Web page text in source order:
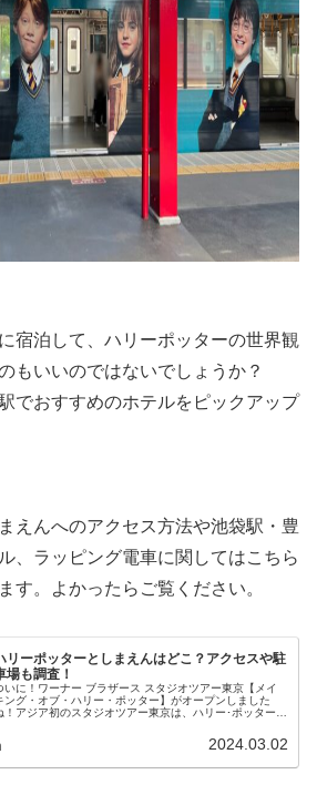
宿泊して、ハリーポッターの世界観
もいいのではないでしょうか？
でおすすめのホテルをピックアップ
えんへのアクセス方法や池袋駅・豊
、ラッピング電車に関してはこちら
す。よかったらご覧ください。
リーポッターとしまえんはどこ？アクセスや駐
場も調査！
いに！ワーナー ブラザース スタジオツアー東京【メイ
ング・オブ・ハリー・ポッター】がオープンしました
！アジア初のスタジオツアー東京は、ハリー･ポッターの
2024.03.02